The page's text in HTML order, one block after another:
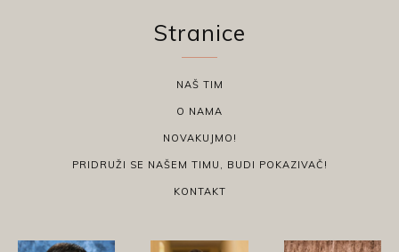
Stranice
NAŠ TIM
O NAMA
NOVAKUJMO!
PRIDRUŽI SE NAŠEM TIMU, BUDI POKAZIVAČ!
KONTAKT